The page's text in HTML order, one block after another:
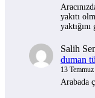
yakıtı
Salih
duman
13
Arabada